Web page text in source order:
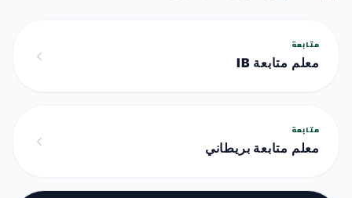
متابعة
معلم متابعة IB
متابعة
معلم متابعة بريطاني